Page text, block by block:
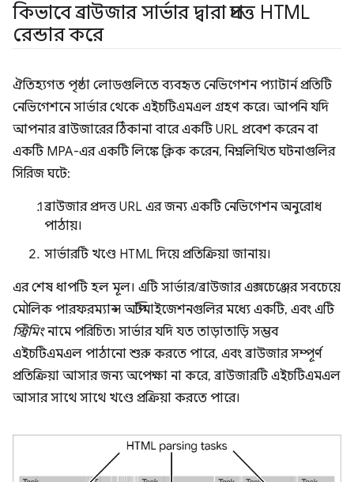
কিভাবে ব্রাউজার সার্ভার দ্বারা প্রদত্ত HTML
রেন্ডার করে
ঐতিহ্যগত পৃষ্ঠা লোডগুলিতে ব্যবহৃত নেভিগেশন প্যাটার্ন প্রতিটি
নেভিগেশনে সার্ভার থেকে এইচটিএমএল গ্রহণ করে। আপনি যদি
আপনার ব্রাউজারের ঠিকানা বারে একটি URL প্রবেশ করেন বা
একটি MPA-এর একটি লিঙ্কে ক্লিক করেন, নিম্নলিখিত ঘটনাগুলির
সিরিজ ঘটে:
ব্রাউজার প্রদত্ত URL এর জন্য একটি নেভিগেশন অনুরোধ
পাঠায়।
সার্ভারটি খণ্ডে HTML দিয়ে প্রতিক্রিয়া জানায়।
এর শেষ ধাপটি হল মূল। এটি সার্ভার/ব্রাউজার এক্সচেঞ্জের সবচেয়ে
মৌলিক পারফরম্যান্স অপ্টিমাইজেশনগুলির মধ্যে একটি, এবং এটি
স্ট্রিমিংনামে পরিচিত৷ সার্ভার যদি যত তাড়াতাড়ি সম্ভব
এইচটিএমএল পাঠানো শুরু করতে পারে, এবং ব্রাউজার সম্পূর্ণ
প্রতিক্রিয়া আসার জন্য অপেক্ষা না করে, ব্রাউজারটি এইচটিএমএল
আসার সাথে সাথে খণ্ডে প্রক্রিয়া করতে পারে।